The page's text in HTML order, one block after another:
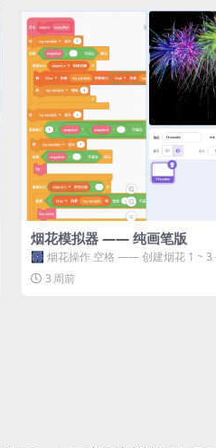
烟花模拟器 —— 纯画笔版
🎆 烟花操作 空格 —— 创建烟花 1 ~
型 普通烟花 嘶...
3 周前